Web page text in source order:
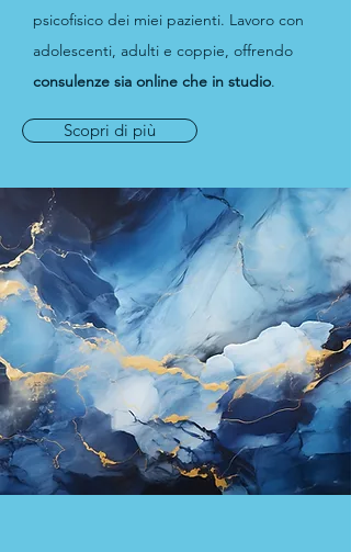
psicofisico dei miei pazienti. Lavoro con
adolescenti, adulti e coppie, offrendo
consulenze sia online che in studio.
Scopri di più